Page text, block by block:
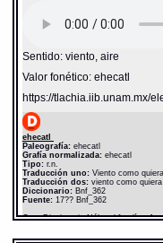
Sentido: viento, aire
Valor fonético: ehecatl
https://tlachia.iib.unam.mx/
ehecatl
Paleografía:ehecatl
Grafía normalizada:ehecatl
Tipo:r.n.
Traducción uno:Viento como quiera
Traducción dos:viento como quiera
Diccionario: Bnf_362
Fuente:17?? Bnf_362
Gran Diccionario Náhuatl [en línea].